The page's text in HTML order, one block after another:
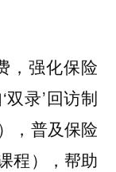
，强化保险
录’回访制
，普及保险
程），帮助